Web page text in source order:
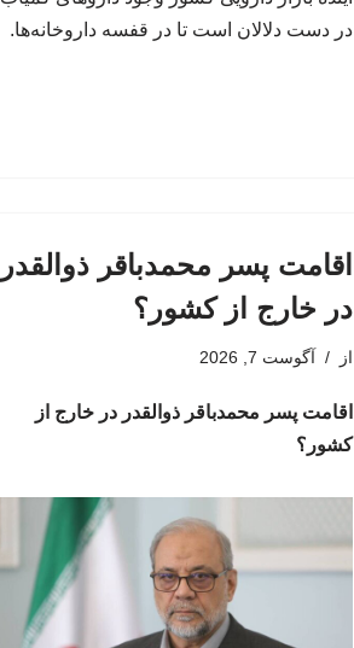
در دست دلالان است تا در قفسه داروخانه‌ها.
اقامت پسر محمدباقر ذوالقدر
در خارج از کشور؟
از آگوست 7, 2026
اقامت پسر محمدباقر ذوالقدر در خارج از
کشور؟